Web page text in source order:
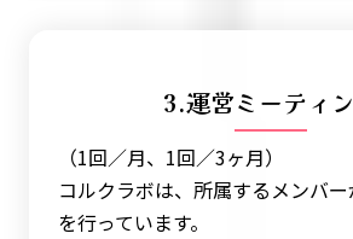
3.運営ミーティ
（1回／月、1回／3ヶ月）
コルクラボは、所属するメンバ
を行っています。